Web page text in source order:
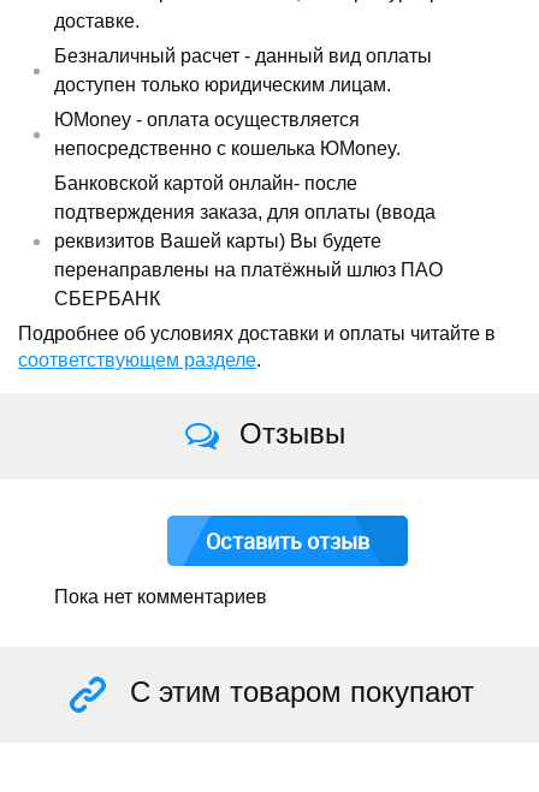
доставке.
Безналичный расчет - данный вид оплаты
доступен только юридическим лицам.
ЮMoney - оплата осуществляется
непосредственно с кошелька ЮMoney.
Банковской картой онлайн- после
подтверждения заказа, для оплаты (ввода
реквизитов Вашей карты) Вы будете
перенаправлены на платёжный шлюз ПАО
СБЕРБАНК
Подробнее об условиях доставки и оплаты читайте в
соответствующем разделе.
Отзывы
Оставить отзыв
Пока нет комментариев
С этим товаром покупают